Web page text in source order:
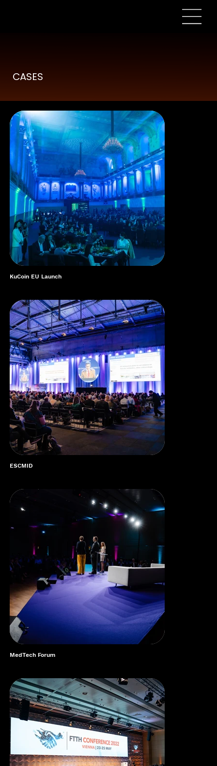
CASES
KuCoin EU Launch
ESCMID
MedTech Forum